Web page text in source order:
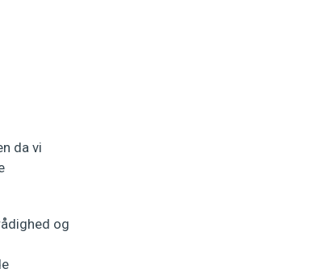
da vi
og